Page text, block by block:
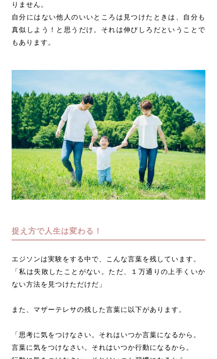
りません。
自分にはない他人のいいところは見つけたときは、自分も
真似しよう！と思うだけ。それは伸びしろだということで
もあります。
捉え方で人生は変わる！
エジソンは実験をする中で、こんな言葉を残しています。
「私は失敗したことがない。ただ、１万通りの上手くいか
ない方法を見つけただけだ」
また、マザーテレサの残した言葉に以下があります。
「思考に気をつけなさい。それはいつか言葉になるから。
言葉に気をつけなさい。それはいつか行動になるから。